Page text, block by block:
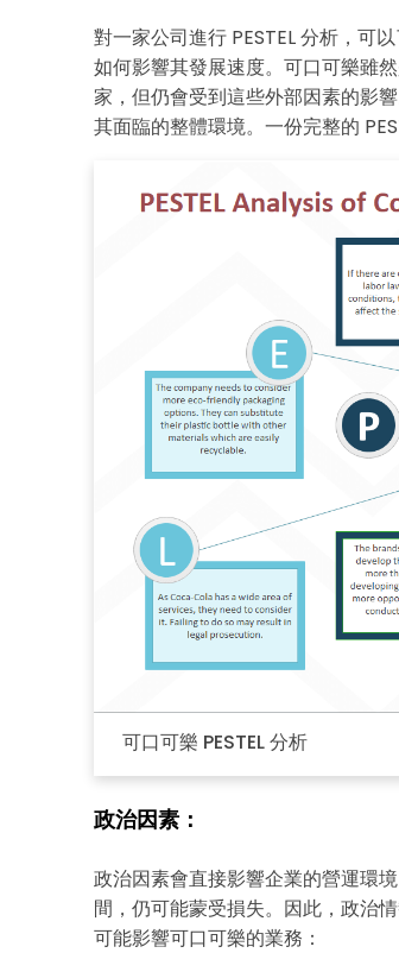
對一家公司進行 PESTEL 分析，可
如何影響其發展速度。可口可樂雖
家，但仍會受到這些外部因素的影
其面臨的整體環境。一份完整的
可口可樂 PESTEL 分析
政治因素：
政治因素會直接影響企業的營運環
間，仍可能蒙受損失。因此，政治
可能影響可口可樂的業務：